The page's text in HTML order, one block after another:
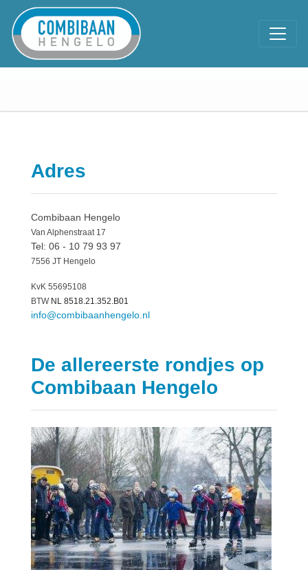
Adres
Combibaan Hengelo
Van Alphenstraat 17
Tel: 06 - 10 79 93 97
7556 JT Hengelo
KvK 55695108
BTW NL 8518.21.352.B01
info@combibaanhengelo.nl
De allereerste rondjes op
Combibaan Hengelo